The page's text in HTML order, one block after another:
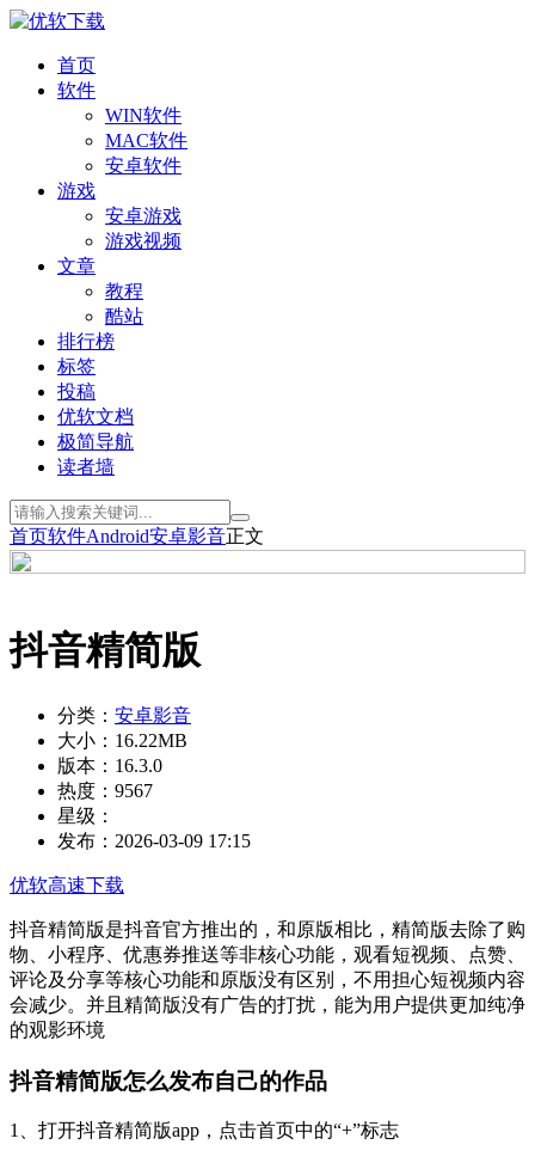
首页
软件
WIN软件
MAC软件
安卓软件
游戏
安卓游戏
游戏视频
文章
教程
酷站
排行榜
标签
投稿
优软文档
极简导航
读者墙
首页软件Android安卓影音正文
抖音精简版
分类： 安卓影音
大小： 16.22MB
版本： 16.3.0
热度： 9567
星级：
发布： 2026-03-09 17:15
优软高速下载
抖音精简版是抖音官方推出的，和原版相比，精简版去除了购
物、小程序、优惠券推送等非核心功能，观看短视频、点赞、
评论及分享等核心功能和原版没有区别，不用担心短视频内容
会减少。并且精简版没有广告的打扰，能为用户提供更加纯净
的观影环境
抖音精简版怎么发布自己的作品
1、打开抖音精简版app，点击首页中的“+”标志